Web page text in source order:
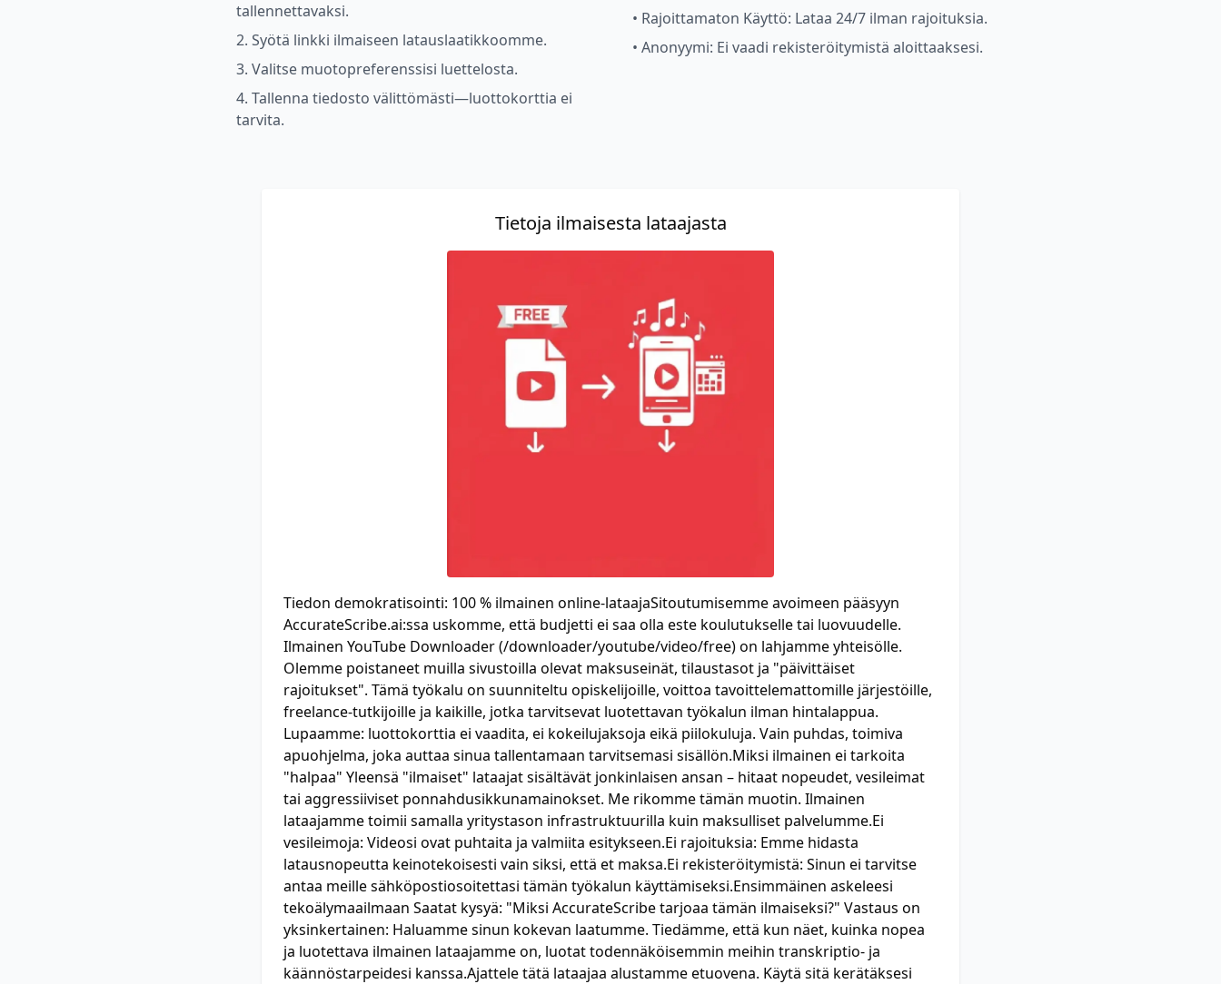
tallennettavaksi.
2. Syötä linkki ilmaiseen latauslaatikkoomme.
3. Valitse muotopreferenssisi luettelosta.
4. Tallenna tiedosto välittömästi—luottokorttia ei
tarvita.
• Rajoittamaton Käyttö: Lataa 24/7 ilman rajoituksia.
• Anonyymi: Ei vaadi rekisteröitymistä aloittaaksesi.
Tietoja ilmaisesta lataajasta
Tiedon demokratisointi: 100 % ilmainen online-lataajaSitoutumisemme avoimeen pääsyyn
AccurateScribe.ai:ssa uskomme, että budjetti ei saa olla este koulutukselle tai luovuudelle.
Ilmainen YouTube Downloader (/downloader/youtube/video/free) on lahjamme yhteisölle.
Olemme poistaneet muilla sivustoilla olevat maksuseinät, tilaustasot ja "päivittäiset
rajoitukset". Tämä työkalu on suunniteltu opiskelijoille, voittoa tavoittelemattomille järjestöille,
freelance-tutkijoille ja kaikille, jotka tarvitsevat luotettavan työkalun ilman hintalappua.
Lupaamme: luottokorttia ei vaadita, ei kokeilujaksoja eikä piilokuluja. Vain puhdas, toimiva
apuohjelma, joka auttaa sinua tallentamaan tarvitsemasi sisällön.Miksi ilmainen ei tarkoita
"halpaa" Yleensä "ilmaiset" lataajat sisältävät jonkinlaisen ansan – hitaat nopeudet, vesileimat
tai aggressiiviset ponnahdusikkunamainokset. Me rikomme tämän muotin. Ilmainen
lataajamme toimii samalla yritystason infrastruktuurilla kuin maksulliset palvelumme.Ei
vesileimoja: Videosi ovat puhtaita ja valmiita esitykseen.Ei rajoituksia: Emme hidasta
latausnopeutta keinotekoisesti vain siksi, että et maksa.Ei rekisteröitymistä: Sinun ei tarvitse
antaa meille sähköpostiosoitettasi tämän työkalun käyttämiseksi.Ensimmäinen askeleesi
tekoälymaailmaan Saatat kysyä: "Miksi AccurateScribe tarjoaa tämän ilmaiseksi?" Vastaus on
yksinkertainen: Haluamme sinun kokevan laatumme. Tiedämme, että kun näet, kuinka nopea
ja luotettava ilmainen lataajamme on, luotat todennäköisemmin meihin transkriptio- ja
käännöstarpeidesi kanssa.Ajattele tätä lataajaa alustamme etuovena. Käytä sitä kerätäksesi